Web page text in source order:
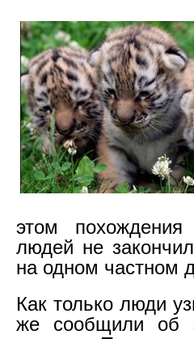
этом
людей не
на одном частном
Как только люди
же сообщили об